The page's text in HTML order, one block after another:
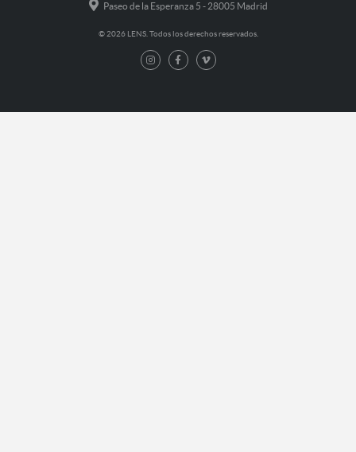
Paseo de la Esperanza 5 - 28005 Madrid
© 2026 LENS. Todos los derechos reservados.